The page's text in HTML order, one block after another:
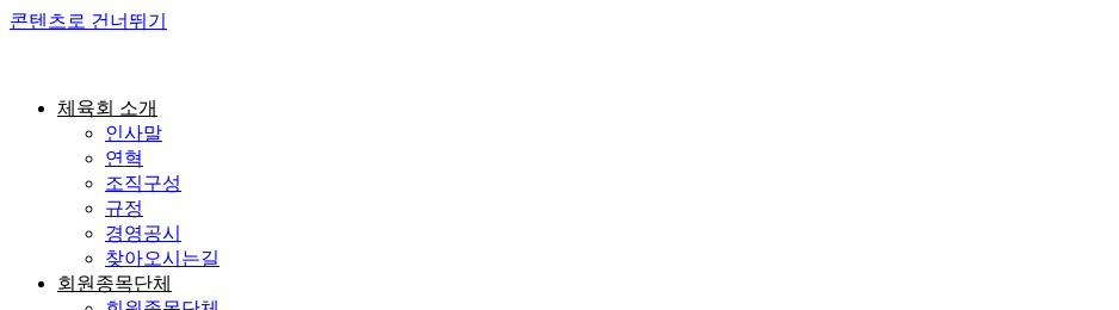
콘텐츠로 건너뛰기
체육회 소개
인사말
연혁
조직구성
규정
경영공시
찾아오시는길
회원종목단체